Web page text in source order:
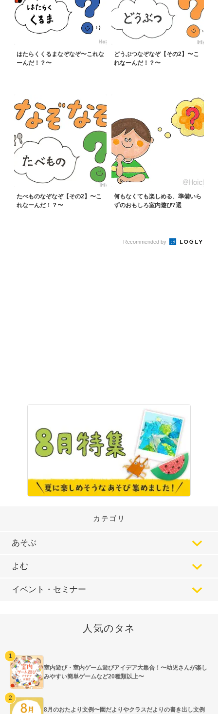
はたらくくるまなぞなぞ〜これな
ーんだ！？〜
どうぶつなぞなぞ【その2】〜こ
れなーんだ！？〜
たべものなぞなぞ【その2】〜こ
れなーんだ！？〜
何もなくても楽しめる、準備いら
ずのおもしろ室内遊び7選
Recommended by
カテゴリ
あそぶ
よむ
イベント・セミナー
人気のタネ
室内遊び・室内ゲーム遊びアイデア大集合！〜幼児さんが楽し
みやすい簡単ゲームなど20種類以上〜
8月のおたより文例〜園だよりやクラスだよりの書き出し文例